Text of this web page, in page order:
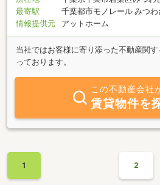
最寄駅
千葉都市モノレール みつわ
情報提供元
アットホーム
当社ではお客様に寄り添った不動産関
っております。
この不動産会社
賃貸物件を
1 2